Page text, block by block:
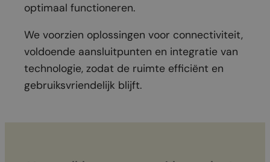
optimaal functioneren.
We voorzien oplossingen voor connectiviteit,
voldoende aansluitpunten en integratie van
technologie, zodat de ruimte efficiënt en
gebruiksvriendelijk blijft.